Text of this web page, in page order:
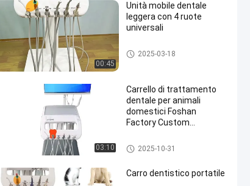
00:45
Unità mobile dentale
leggera con 4 ruote
universali
Carrello dentale mobile
2025-03-18
03:10
Carrello di trattamento
dentale per animali
domestici Foshan
Factory Custom
con fotocamera orale
Apparecchiature dentistiche ve
terinarie
2025-10-31
Carro dentistico portatile